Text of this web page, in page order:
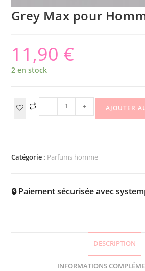
Grey Max pour
11,90 €
2 en stock
- + AJOUTER
Catégorie : Parfums homme
🔒 Paiement sécurisée avec
DESCRIPTION
INFORMATIONS